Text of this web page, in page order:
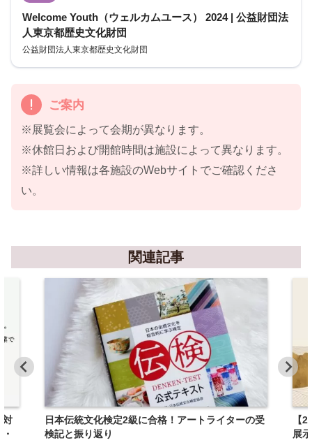
Welcome Youth（ウェルカムユース） 2024 | 公益財団法
人東京都歴史文化財団
公益財団法人東京都歴史文化財団
ご案内
※展覧会によって会期が異なります。
※休館日および開館時間は施設によって異なります。
※詳しい情報は各施設のWebサイトでご確認くださ
い。
関連記事
対
日本伝統文化検定2級に合格！アートライターの受
検記と振り返り
【
展